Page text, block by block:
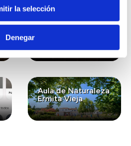
la selección
Denegar
Gastronomía
Aula de Naturaleza
Ermita Vieja